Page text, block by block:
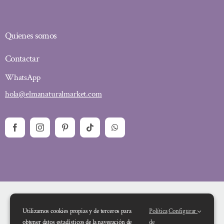
Quienes somos
Contactar
WhatsApp
hola@elmanaturalmarket.com
Utilizamos cookies propias y de terceros para
obtener datos estadísticos de la navegación de
Política
de
Configurar